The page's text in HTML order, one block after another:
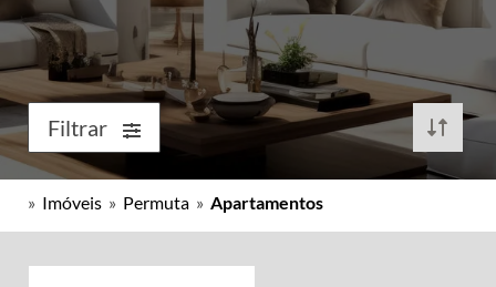
Filtrar
» Imóveis » Permuta » Apartamentos